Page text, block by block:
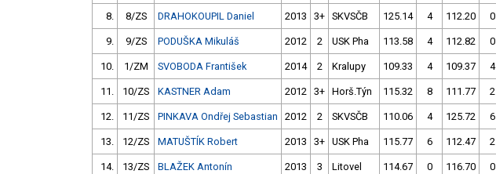
8. 8/ZS DRAHOKOUPIL Daniel 2013 3+ SKVSČB 125.14 4 112.20 0
9. 9/ZS PODUŠKA Mikuláš 2012 2 USK Pha 113.58 4 112.82 0
10. 1/ZM SVOBODA František 2014 2 Kralupy 109.33 4 109.37 4
11. 10/ZS KASTNER Adam 2012 3+ Horš.Týn 115.32 8 111.77 2
12. 11/ZS PINKAVA Ondřej Sebastian 2012 2 SKVSČB 110.06 4 125.72 6
13. 12/ZS MATUŠTÍK Robert 2013 3+ USK Pha 115.77 6 112.47 2
14. 13/ZS BLAŽEK Antonín 2013 3 Litovel 114.67 0 116.70 0